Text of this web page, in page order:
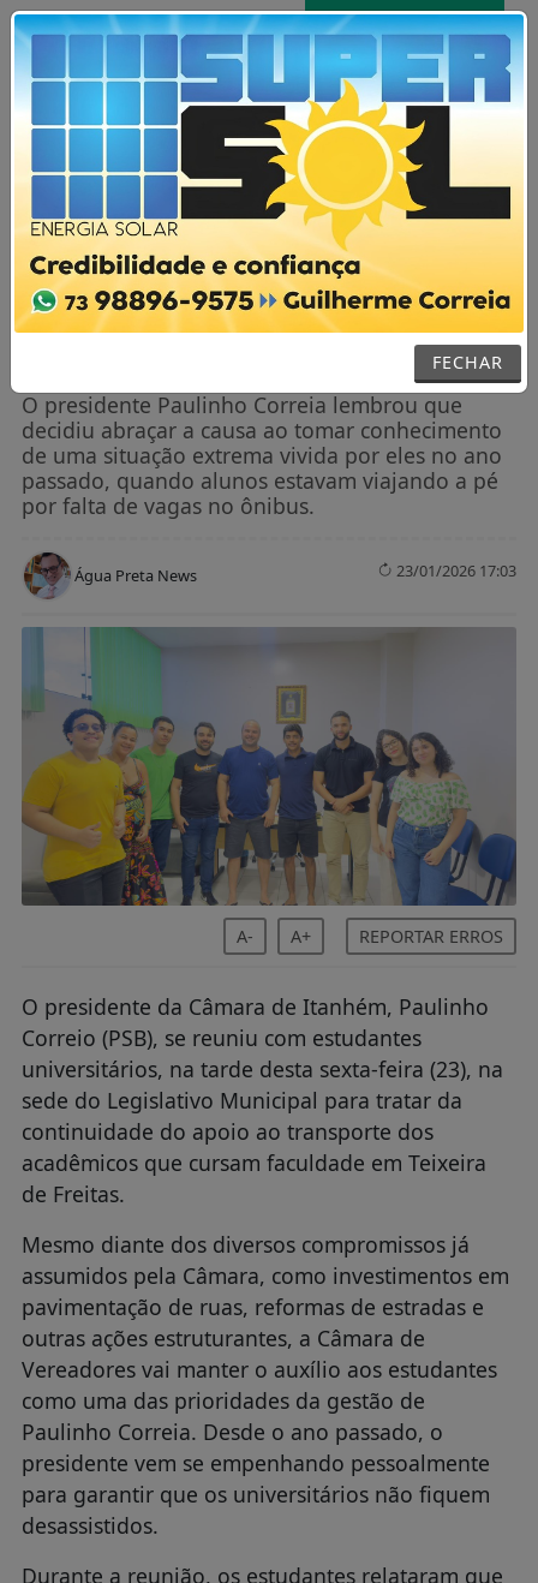
AGORA AO VIVO
MENU
FECHAR
NOTÍCIAS / GERAL
Câmara de Vereadores de Itanhém
reforça apoio aos universitários este ano
O presidente Paulinho Correia lembrou que
decidiu abraçar a causa ao tomar conhecimento
de uma situação extrema vivida por eles no ano
passado, quando alunos estavam viajando a pé
por falta de vagas no ônibus.
Água Preta News 23/01/2026 17:03
A- A+ REPORTAR ERROS
O presidente da Câmara de Itanhém, Paulinho
Correio (PSB), se reuniu com estudantes
universitários, na tarde desta sexta-feira (23), na
sede do Legislativo Municipal para tratar da
continuidade do apoio ao transporte dos
acadêmicos que cursam faculdade em Teixeira
de Freitas.
Mesmo diante dos diversos compromissos já
assumidos pela Câmara, como investimentos em
pavimentação de ruas, reformas de estradas e
outras ações estruturantes, a Câmara de
Vereadores vai manter o auxílio aos estudantes
como uma das prioridades da gestão de
Paulinho Correia. Desde o ano passado, o
presidente vem se empenhando pessoalmente
para garantir que os universitários não fiquem
desassistidos.
Durante a reunião, os estudantes relataram que